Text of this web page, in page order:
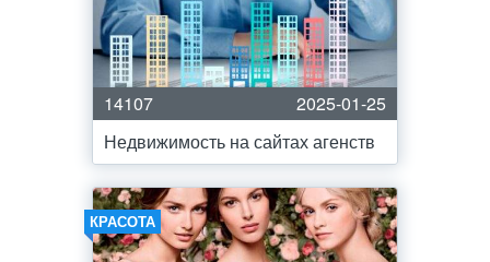
14107
2025-01-25
Недвижимость на сайтах агенств
КРАСОТА